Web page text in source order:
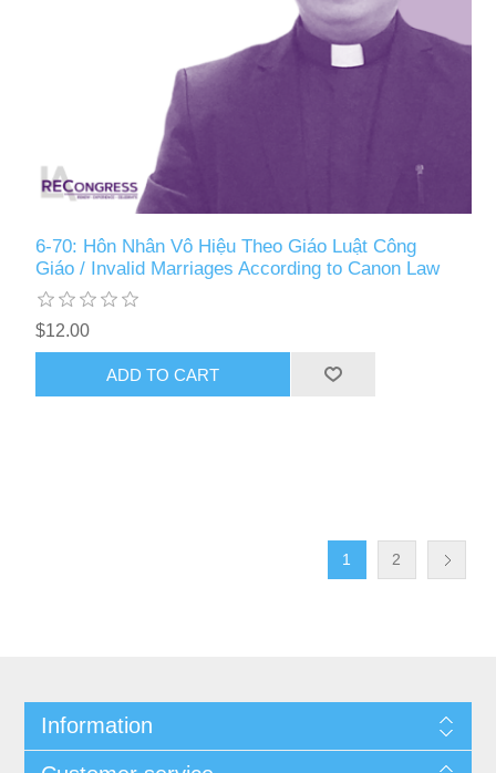
6-70: Hôn Nhân Vô Hiệu Theo Giáo Luật Công
Giáo / Invalid Marriages According to Canon Law
$12.00
ADD TO CART
1 2
Information